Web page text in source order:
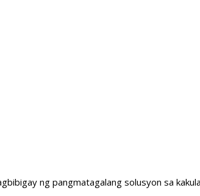
ng pangmatagalang solusyon sa